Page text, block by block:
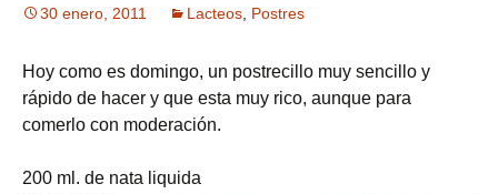
30 enero, 2011 Lacteos Postres
Hoy como es domingo, un postrecillo muy sencillo y
rápido de hacer y que esta muy rico, aunque para
comerlo con moderación.
200 ml. de nata liquida